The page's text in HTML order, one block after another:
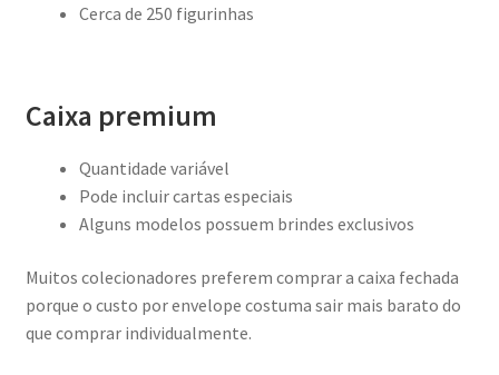
Cerca de 250 figurinhas
Caixa premium
Quantidade variável
Pode incluir cartas especiais
Alguns modelos possuem brindes exclusivos
Muitos colecionadores preferem comprar a caixa fechada
porque o custo por envelope costuma sair mais barato do
que comprar individualmente.